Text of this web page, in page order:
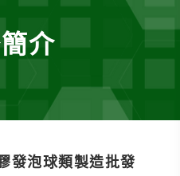
介
發泡球類製造批發